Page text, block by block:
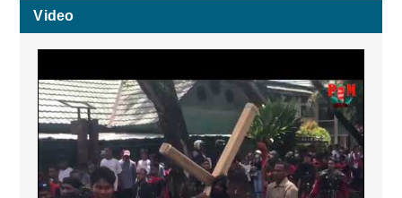
Video